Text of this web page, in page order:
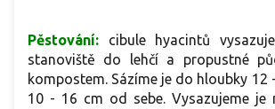
Pěstování: cibule hyacintů
stanoviště do lehčí a propustné
kompostem. Sázíme je do hloubky 12
10 - 16 cm od sebe. Vysazujeme je